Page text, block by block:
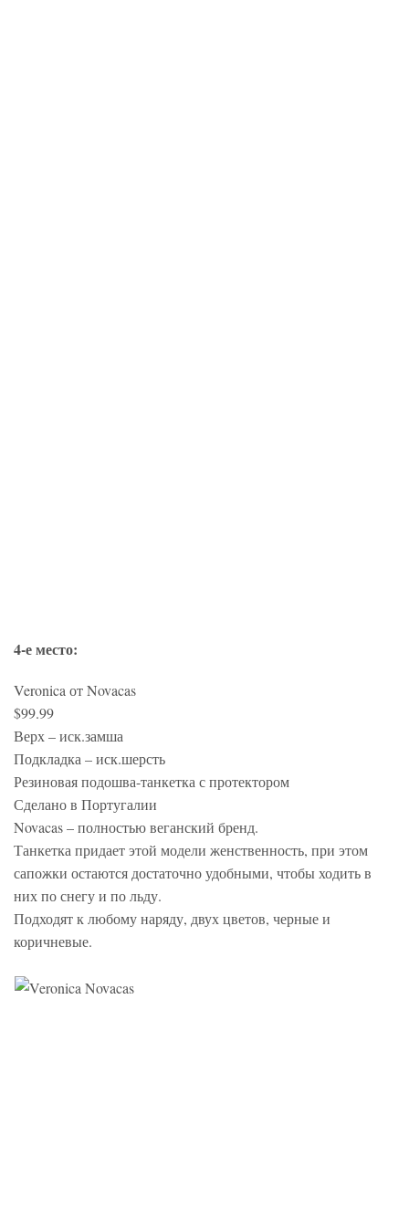
4-е место:
Veronica от Novacas
$99.99
Верх – иск.замша
Подкладка – иск.шерсть
Резиновая подошва-танкетка с протектором
Сделано в Португалии
Novacas – полностью веганский бренд.
Танкетка придает этой модели женственность, при этом
сапожки остаются достаточно удобными, чтобы ходить в
них по снегу и по льду.
Подходят к любому наряду, двух цветов, черные и
коричневые.